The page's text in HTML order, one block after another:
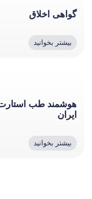
گواهی اخلاق
بیشتر بخوانید
هوشمند طب استارت
ایران
بیشتر بخوانید